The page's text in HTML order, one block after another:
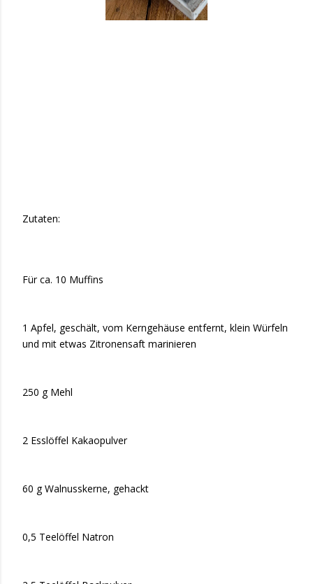
Zutaten:
Für ca. 10 Muffins
1 Apfel, geschält, vom Kerngehäuse entfernt, klein Würfeln
und mit etwas Zitronensaft marinieren
250 g Mehl
2 Esslöffel Kakaopulver
60 g Walnusskerne, gehackt
0,5 Teelöffel Natron